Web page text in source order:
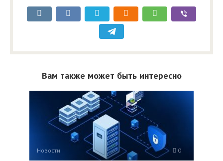
Вам также может быть интересно
Новости 0